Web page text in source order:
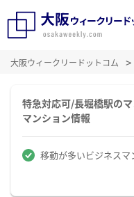
大阪ウィークリードットコム
特急対応可/長堀橋駅の
マンション情報
移動が多いビジネスマ